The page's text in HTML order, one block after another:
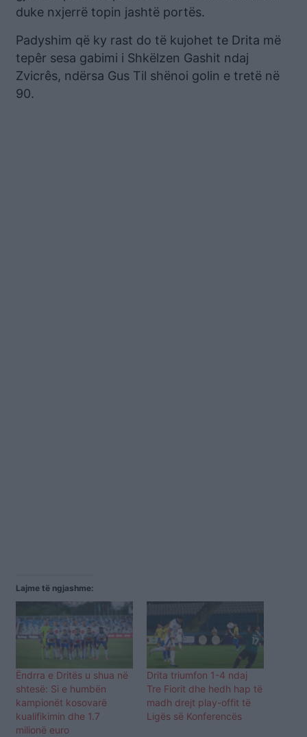
duke nxjerrë topin jashtë portës.
Padyshim që ky rast do të kujohet te Drita më
tepêr sesa gabimi i Shkëlzen Gashit ndaj
Zvicrês, ndërsa Gus Til shënoi golin e tretë në
90.
Lajme të ngjashme:
Ëndrra e Dritës u shua në
shtesë: Si e humbën
kampionët kosovarë
kualifikimin dhe 1.7
milionë euro
Drita triumfon 1-4 ndaj
Tre Fiorit dhe hedh hap të
madh drejt play-offit të
Ligës së Konferencës